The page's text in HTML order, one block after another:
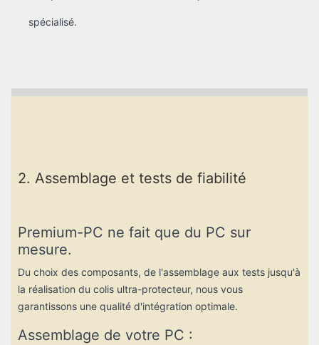
spécialisé.
2. Assemblage et tests de fiabilité
Premium-PC ne fait que du PC sur
mesure.
Du choix des composants, de l'assemblage aux tests jusqu'à
la réalisation du colis ultra-protecteur, nous vous
garantissons une qualité d'intégration optimale.
Assemblage de votre PC :